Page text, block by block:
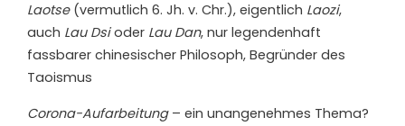
Laotse (vermutlich 6. Jh. v. Chr.), eigentlich Laozi,
auch Lau Dsioder Lau Dan, nur legendenhaft
fassbarer chinesischer Philosoph, Begründer des
Taoismus
Corona-Aufarbeitung– ein unangenehmes Thema?